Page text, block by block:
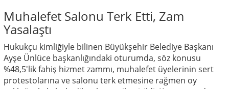
Muhalefet Salonu Terk Etti, Zam
Yasalaştı
Hukukçu kimliğiyle bilinen Büyükşehir Belediye Başkanı
Ayşe Ünlüce başkanlığındaki oturumda, söz konusu
%48,5'lik fahiş hizmet zammı, muhalefet üyelerinin sert
protestolarına ve salonu terk etmesine rağmen oy